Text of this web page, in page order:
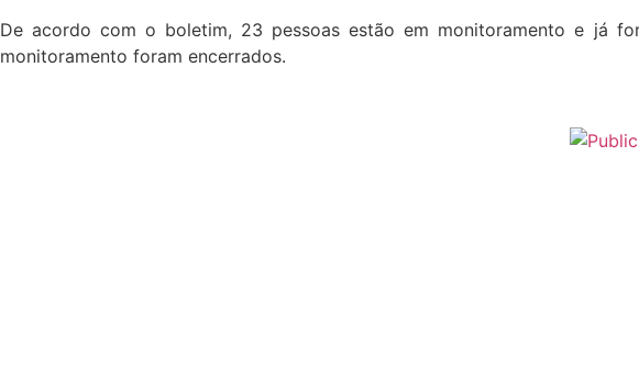
De acordo com o boletim, 23 pessoas estão em monitoramento e já
monitoramento foram encerrados.